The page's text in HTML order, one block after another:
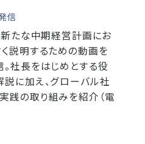
信
たな中期経営計画にお
説明するための動画を
社長をはじめとする役
説に加え、グローバル社
践の取り組みを紹介（電